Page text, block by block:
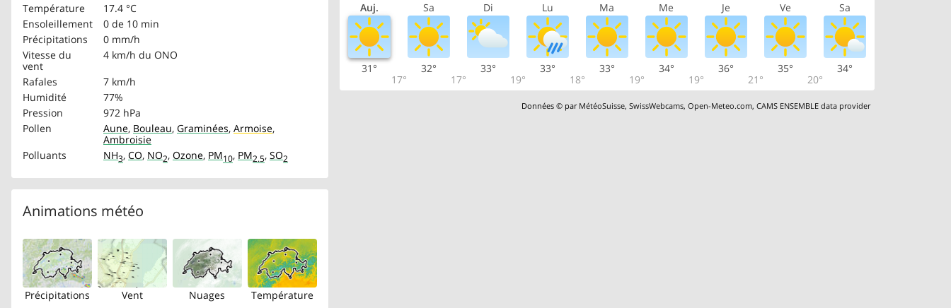
Température
17.4 °C
Ensoleillement
0 de 10 min
Précipitations
0 mm/h
Vitesse du
vent
4 km/h du ONO
Rafales
7 km/h
Humidité
77%
Pression
972 hPa
Pollen
Aune, Bouleau, Graminées, Armoise,
Ambroisie
Polluants
NH3, CO, NO2, Ozone, PM10, PM2.5, SO2
Animations météo
Précipitations Vent Nuages Température
Auj. Sa Di Lu Ma Me Je Ve Sa
31°
17°
32°
17°
33°
19°
33°
18°
33°
19°
34°
19°
36°
21°
35°
20°
34°
Données © par MétéoSuisse,SwissWebcams,Open-Meteo.com,CAMS ENSEMBLE data provider